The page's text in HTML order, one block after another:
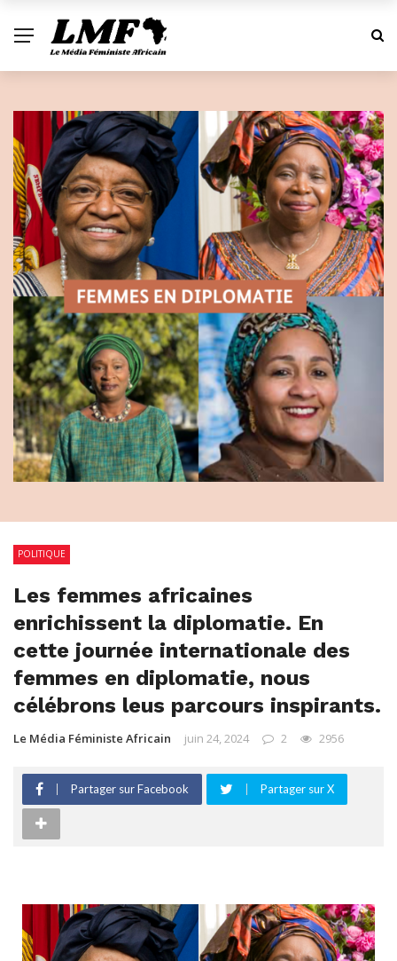
POLITIQUE
Les femmes africaines
enrichissent la diplomatie. En
cette journée internationale des
femmes en diplomatie, nous
célébrons leus parcours inspirants.
Le Média Féministe Africain juin 24, 2024 2 2956
Partager sur Facebook Partager sur X